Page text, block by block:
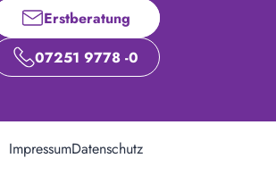
Erstberatung
07251 9778 -0
ImpressumDatenschutz